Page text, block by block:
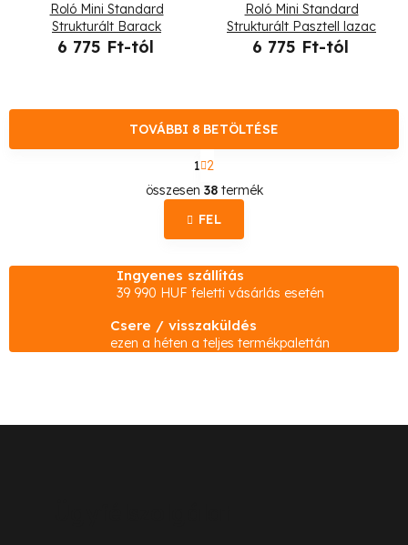
Roló Mini Standard
Strukturált Barack
6 775 Ft-tól
Roló Mini Standard
Strukturált Pasztell lazac
6 775 Ft-tól
L
i
s
t
a
r
á
í
TOVÁBBI 8 BETÖLTÉSE
L
a
p
o
z
1 2
összesen 38termék
FEL
Ingyenes szállítás
39 990 HUF feletti vásárlás esetén
Csere / visszaküldés
ezen a héten a teljes termékpalettán